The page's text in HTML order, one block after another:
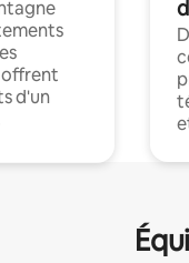
offrent
d'un